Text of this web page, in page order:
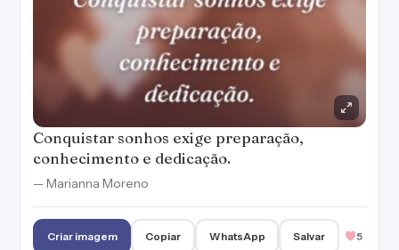
Conquistar sonhos exige preparação,
conhecimento e dedicação.
— Marianna Moreno
Criar imagem Copiar WhatsApp Salvar 5